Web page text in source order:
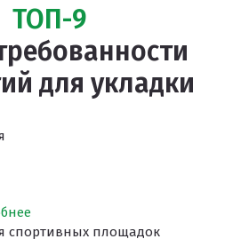
ТОП-9
для укладки
спортивных площадок